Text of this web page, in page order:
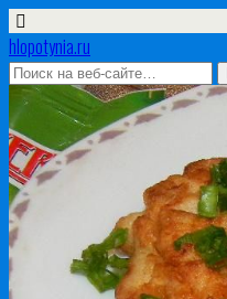
hlopotynia.ru